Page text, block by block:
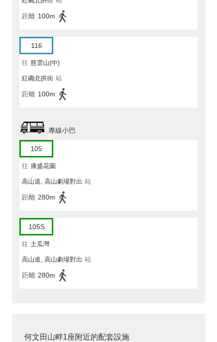
距離 100m
116
往 慈雲山(中)
紅磡北拱街 站
距離 100m
專線小巴
105
往 康盛花園
高山道, 高山劇場對出 站
距離 280m
105S
往 土瓜灣
高山道, 高山劇場對出 站
距離 280m
何文田山畔1座附近的配套設施